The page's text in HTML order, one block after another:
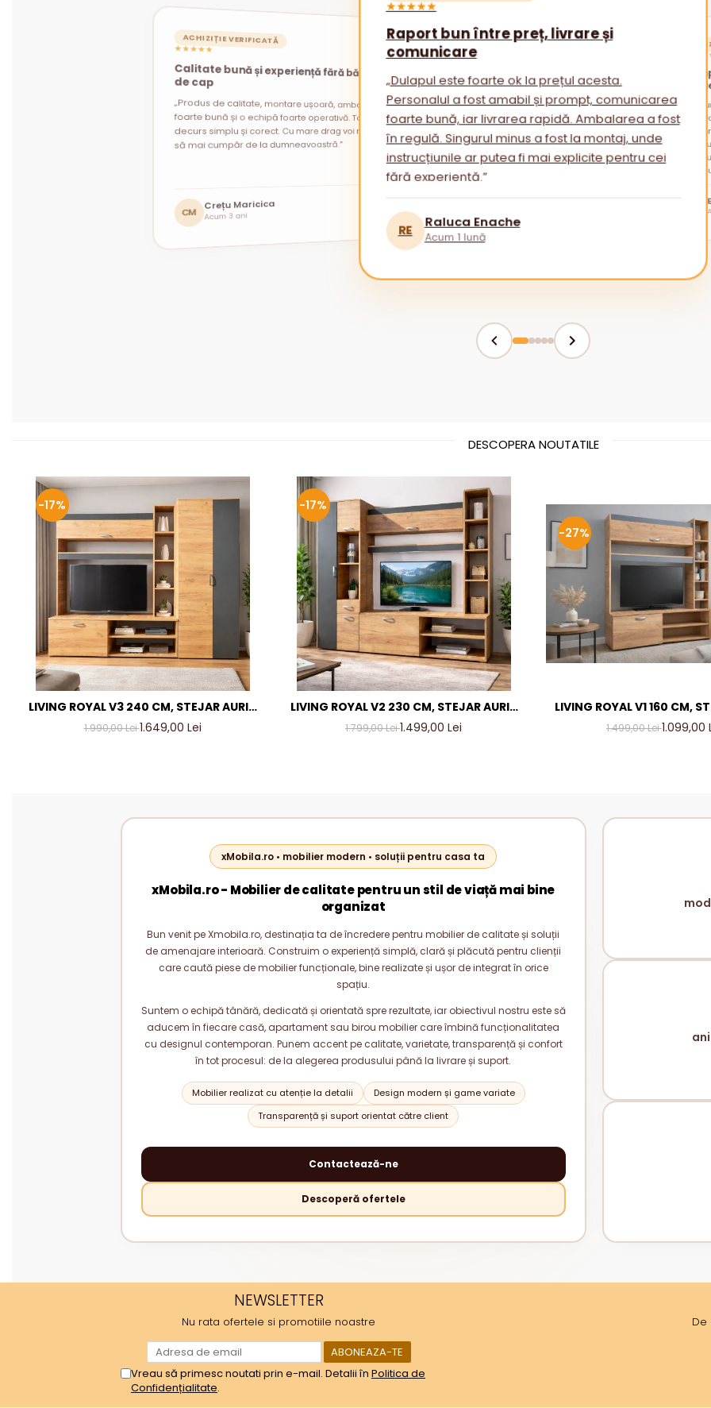
★★★★★
Raport bun între preț, livrare și
comunicare
„Dulapul este foarte ok la prețul acesta.
Personalul a fost amabil și prompt, comunicarea
foarte bună, iar livrarea rapidă. Ambalarea a fost
în regulă. Singurul minus a fost la montaj, unde
instrucțiunile ar putea fi mai explicite pentru cei
fără experiență.”
RE Raluca Enache
Acum 1 lună
„Am
Am
mai
am
ACHIZIȚIE VERIFICATĂ
★★★★★
Calitate bună și experiență fără bătăi
de cap
„Produs de calitate, montare ușoară, ambalare
foarte bună și o echipă foarte operativă. Totul a
decurs simplu și corect. Cu mare drag voi reveni
să mai cumpăr de la dumneavoastră.”
CM Crețu Maricica
Acum 3 ani
DESCOPERA NOUTATILE
-17%
LIVING ROYAL V3 240 CM, STEJAR AURIU
& GRI ANTRACIT – MOBILIER LIVING
1.990,00 Lei1.649,00 Lei
-17%
LIVING ROYAL V2 230 CM, STEJAR AURIU
& GRI ANTRACIT – MOBILIER LIVING
1.799,00 Lei1.499,00 Lei
-27%
LIVING ROYAL V1 160 CM,
& GRI ANTRACIT –
1.499,00 Lei1.099,00
xMobila.ro • mobilier modern • soluții pentru casa ta
xMobila.ro - Mobilier de calitate pentru un stil de viață mai bine
organizat
Bun venit pe Xmobila.ro, destinația ta de încredere pentru mobilier de calitate și soluții
de amenajare interioară. Construim o experiență simplă, clară și plăcută pentru clienții
care caută piese de mobilier funcționale, bine realizate și ușor de integrat în orice
spațiu.
Suntem o echipă tânără, dedicată și orientată spre rezultate, iar obiectivul nostru este să
aducem în fiecare casă, apartament sau birou mobilier care îmbină funcționalitatea
cu designul contemporan. Punem accent pe calitate, varietate, transparență și confort
în tot procesul: de la alegerea produsului până la livrare și suport.
Mobilier realizat cu atenție la detalii
Design modern și game variate
Transparență și suport orientat către client
Contactează-ne
Descoperă ofertele
NEWSLETTER
Nu rata ofertele si promotiile noastre
Vreau să primesc noutati prin e-mail. Detalii în Politica de
Confidențialitate.
De